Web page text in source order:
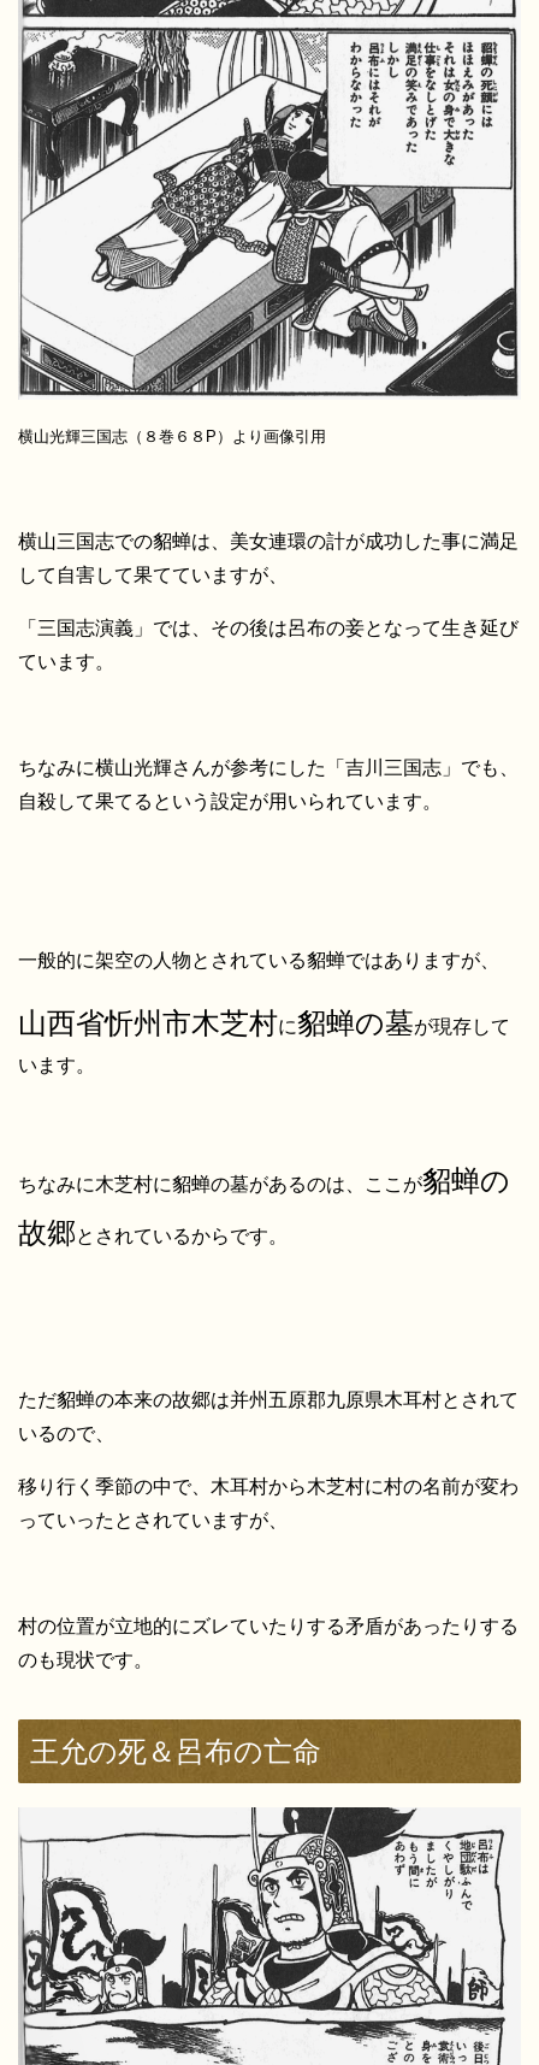
横山光輝三国志（８巻６８P）より画像引用
横山三国志での貂蝉は、美女連環の計が成功した事に満足
して自害して果てていますが、
「三国志演義」では、その後は呂布の妾となって生き延び
ています。
ちなみに横山光輝さんが参考にした「吉川三国志」でも、
自殺して果てるという設定が用いられています。
一般的に架空の人物とされている貂蝉ではありますが、
山西省忻州市木芝村に貂蝉の墓が現存して
います。
ちなみに木芝村に貂蝉の墓があるのは、ここが貂蝉の
故郷とされているからです。
ただ貂蝉の本来の故郷は并州五原郡九原県木耳村とされて
いるので、
移り行く季節の中で、木耳村から木芝村に村の名前が変わ
っていったとされていますが、
村の位置が立地的にズレていたりする矛盾があったりする
のも現状です。
王允の死＆呂布の亡命